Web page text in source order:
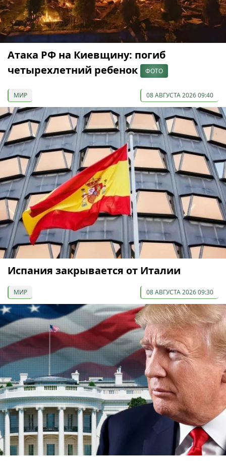
Атака РФ на Киевщину: погиб
четырехлетний ребенок
ФОТО
МИР 08 АВГУСТА 2026 09:40
Испания закрывается от Италии
МИР 08 АВГУСТА 2026 09:30